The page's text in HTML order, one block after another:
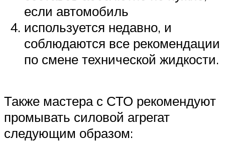
если автомобиль
используется недавно, и
соблюдаются все рекомендации
по смене технической жидкости.
Также мастера с СТО рекомендуют
промывать силовой агрегат
следующим образом: